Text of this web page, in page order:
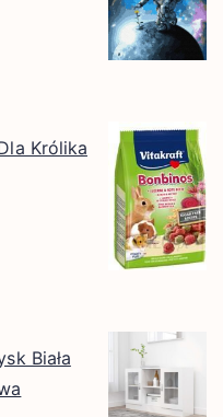
Królika
Biała